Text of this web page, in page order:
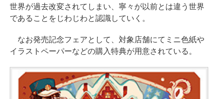
世界が過去改変されてしまい、寧々が以前とは違う世界
であることをじわじわと認識していく。
なお発売記念フェアとして、対象店舗にてミニ色紙や
イラストペーパーなどの購入特典が用意されている。